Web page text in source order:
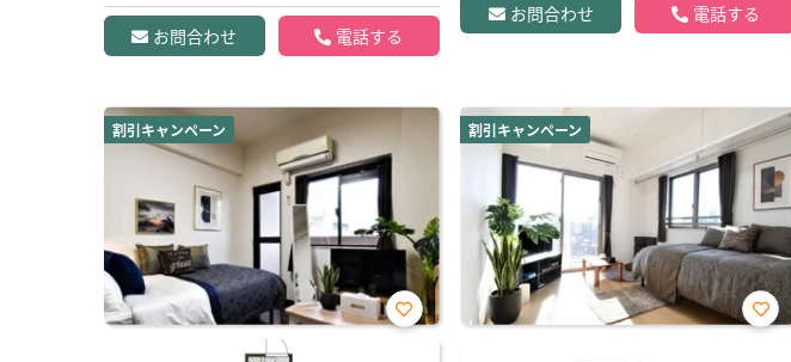
お問合わせ 電話する
お問合わせ 電話する
割引キャンペーン
お気
割引キャンペーン
お気